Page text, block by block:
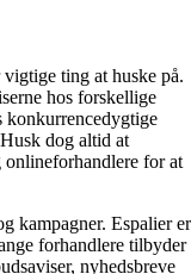
ting at huske på.
hos forskellige
konkurrencedygtige
dog altid at
for at
kampagner. Espalier er
forhandlere tilbyder
nyhedsbreve